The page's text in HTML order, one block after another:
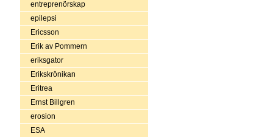
entreprenörskap
epilepsi
Ericsson
Erik av Pommern
eriksgator
Erikskrönikan
Eritrea
Ernst Billgren
erosion
ESA